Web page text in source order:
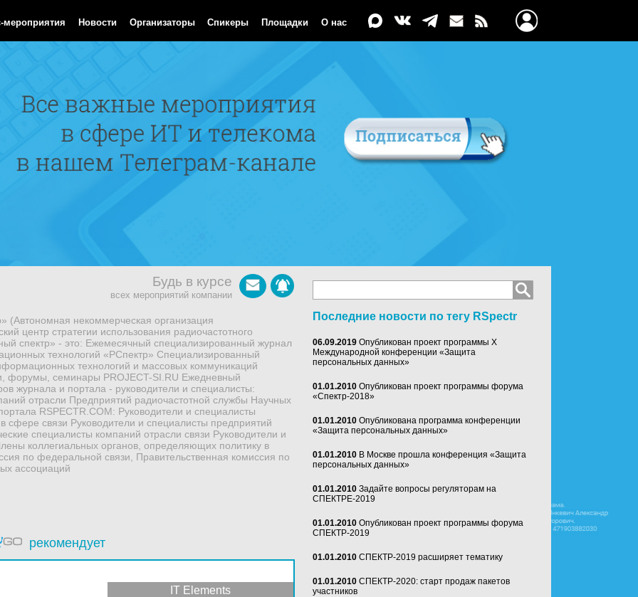
мероприятия Новости Организаторы Спикеры Площадки О нас
Будь в курсе
всех мероприятий компании
(Автономная некоммерческая организация
центр стратегии использования радиочастотного
спектр» - это: Ежемесячный специализированный журнал
технологий «РСпектр» Специализированный
технологий и массовых коммуникаций
форумы, семинары PROJECT-SI.RU Ежедневный
журнала и портала - руководители и специалисты:
отрасли Предприятий радиочастотной службы Научных
RSPECTR.COM: Руководители и специалисты
сфере связи Руководители и специалисты предприятий
специалисты компаний отрасли связи Руководители и
коллегиальных органов, определяющих политику в
по федеральной связи, Правительственная комиссия по
ассоциаций
рекомендует
IT Elements
Последние новости по тегу RSpectr
06.09.2019 Опубликован проект программы Х
Международной конференции «Защита
персональных данных»
01.01.2010 Опубликован проект программы форума
«Спектр-2018»
01.01.2010 Опубликована программа конференции
«Защита персональных данных»
01.01.2010 В Москве прошла конференция «Защита
персональных данных»
01.01.2010 Задайте вопросы регуляторам на
СПЕКТРЕ-2019
01.01.2010 Опубликован проект программы форума
СПЕКТР-2019
01.01.2010 СПЕКТР-2019 расширяет тематику
01.01.2010 СПЕКТР-2020: старт продаж пакетов
участников